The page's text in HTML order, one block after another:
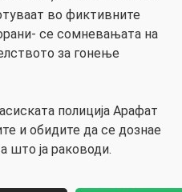
во фиктивните
се сомневањата на
за гонење
полиција Арафат
и обидите да се дознае
што ја раководи.